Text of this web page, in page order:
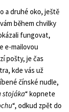
a druhé oko, ještě
během chvilky
fungovat,
e-mailovou
pošty, je čas
kde vás už
čínské nudle,
stojáka“ kopnete
“, odkud zpět do